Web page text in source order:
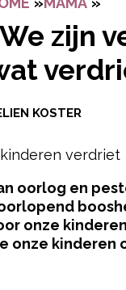
zijn
KOSTER
oorlog en
onze
onze kinderen